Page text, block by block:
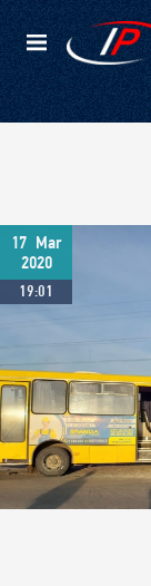
Kateqoriyalar
17
Mar
2020
19:01